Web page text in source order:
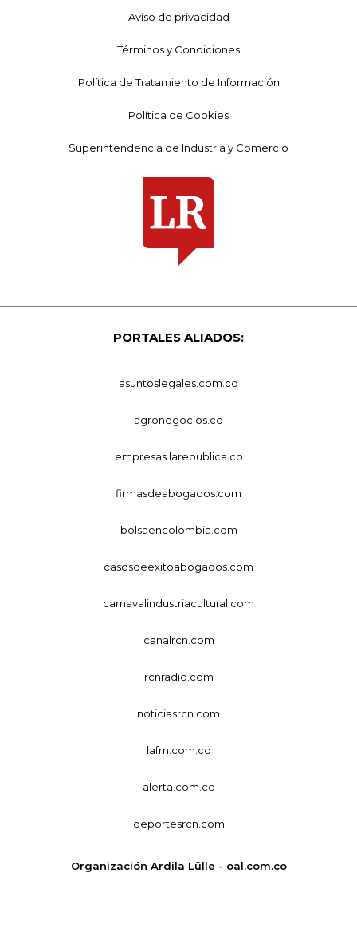
Aviso de privacidad
Términos y Condiciones
Política de Tratamiento de Información
Política de Cookies
Superintendencia de Industria y Comercio
PORTALES ALIADOS:
asuntoslegales.com.co
agronegocios.co
empresas.larepublica.co
firmasdeabogados.com
bolsaencolombia.com
casosdeexitoabogados.com
carnavalindustriacultural.com
canalrcn.com
rcnradio.com
noticiasrcn.com
lafm.com.co
alerta.com.co
deportesrcn.com
Organización Ardila Lülle - oal.com.co